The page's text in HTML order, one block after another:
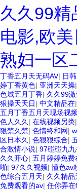
久久99精
电影,欧
熟妇一区
丁香五月天无码AV| 日
婷丁香黄色| 亚洲天天操|
色域五月丁香| 久久99
狠操天天日| 中文精品在|
五月丁香五月天现场视
色人久久 | 在线视频另类|
狠禁久禁| 色情终和网|
区日本久 | 色狠狠综合|
合激情小说| 97碰碰九
久久开心| 五月婷婷免费
啪| 97久久视频|懂色av
色综合五月天| 久久精品
免费观看的av| 任你弄